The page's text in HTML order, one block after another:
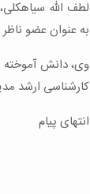
به عنوان عضو
کارشناسی ارشد
انتهای پیام